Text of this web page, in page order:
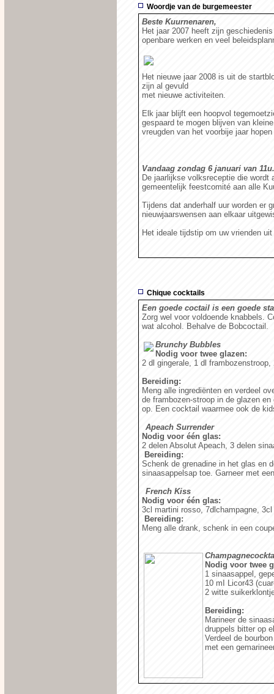
Woordje van de burgemeester
Beste Kuurnenaren,
Het jaar 2007 heeft zijn
openbare werken en veel
Het nieuwe jaar 2008 is uit de
zijn al gevuld
met nieuwe activiteiten.
Elk jaar blijft een hoopvol
gespaard te mogen blijven van
vreugden van het voorbije jaar
Vandaag zondag 6 januari van
De jaarlijkse volksreceptie die wordt
gemeentelijk feestcomité aan alle
Tijdens dat anderhalf uur worden er
nieuwjaarswensen aan elkaar
Het ideale tijdstip om uw vrienden
Chique cocktails
Een goede coctail is een goede
Zorg wel voor voldoende knabbels.
wat alcohol. Behalve de Bobcoctail.
Brunchy Bubbles
Nodig voor twee glazen:
2 dl gingerale, 1 dl
Bereiding:
Meng alle ingrediënten en verdeel
de frambozen-stroop in de glazen
op. Een cocktail waarmee ook de
Apeach Surrender
Nodig voor één glas:
2 delen Absolut Apeach, 3 delen
Bereiding:
Schenk de grenadine in het glas en
sinaasappelsap toe. Garneer met
French Kiss
Nodig voor één glas:
3cl martini rosso, 7dlchampagne,
Bereiding:
Meng alle drank, schenk in een
Nodig voor twee
1 sinaasappel,
10 mI Licor43
2 witte
Bereiding:
Marineer de
druppels bitter op
Verdeel de
met een